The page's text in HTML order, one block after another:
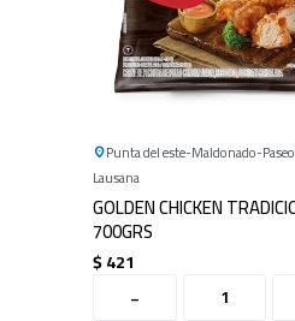
Punta del este Maldonado
Lausana
GOLDEN CHICKEN
700GRS
$421
-